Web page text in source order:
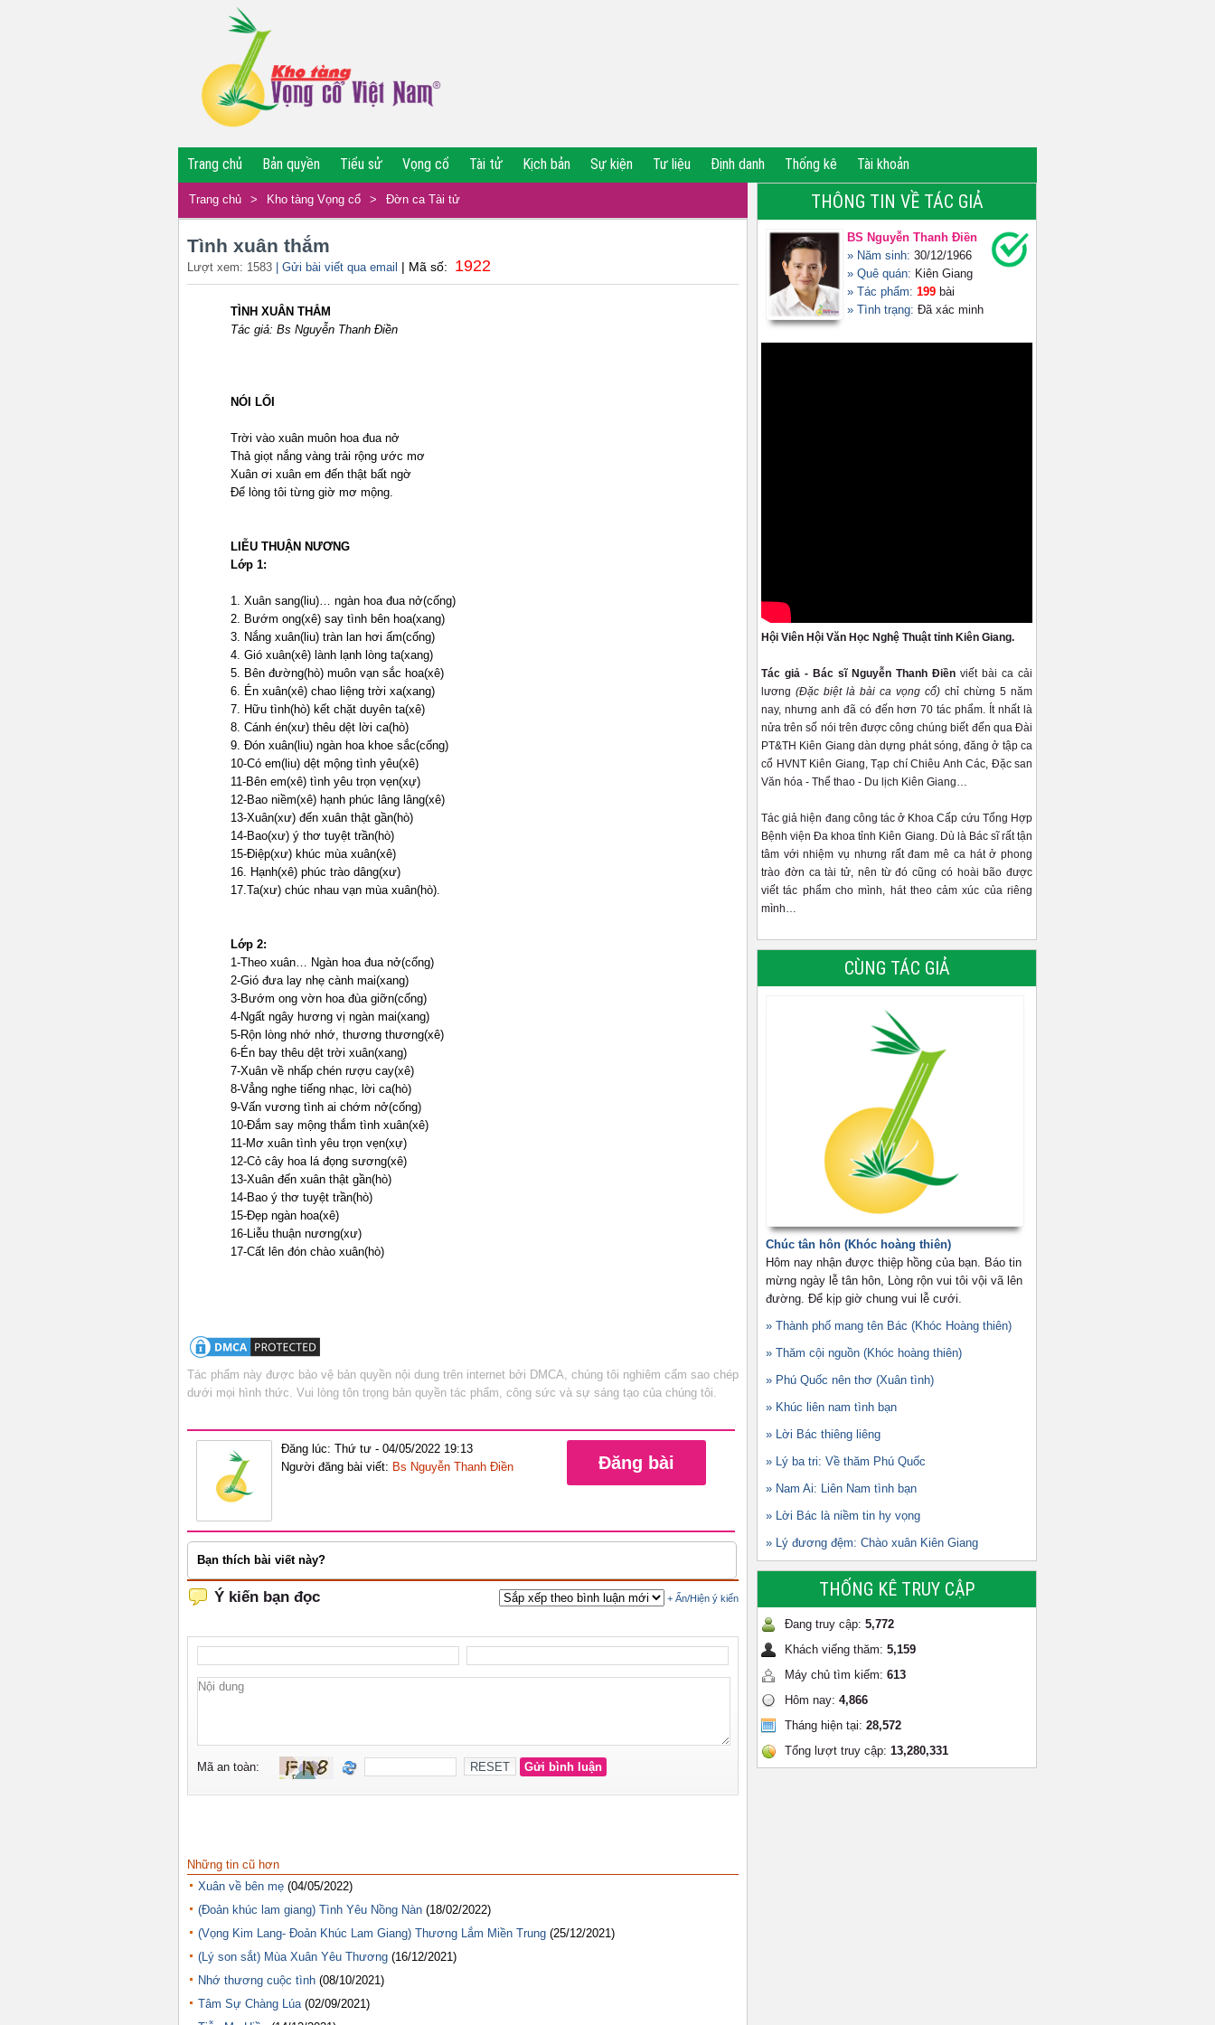
Trang chủ Bản quyền Tiểu sử Vọng cổ Tài tử Kịch bản Sự kiện Tư liệu Định danh Thống kê Tài khoản
Trang chủ > Kho tàng Vọng cổ > Đờn ca Tài tử
Tình xuân thắm
Lượt xem: 1583 | Gửi bài viết qua email | Mã số: 1922
TÌNH XUÂN THẮM
Tác giả: Bs Nguyễn Thanh Điền
NÓI LỐI
Trời vào xuân muôn hoa đua nở
Thả giọt nắng vàng trải rộng ước mơ
Xuân ơi xuân em đến thật bất ngờ
Để lòng tôi từng giờ mơ mộng.
LIỄU THUẬN NƯƠNG
Lớp 1:
1. Xuân sang(liu)… ngàn hoa đua nở(cống)
2. Bướm ong(xê) say tình bên hoa(xang)
3. Nắng xuân(liu) tràn lan hơi ấm(cống)
4. Gió xuân(xê) lành lạnh lòng ta(xang)
5. Bên đường(hò) muôn vạn sắc hoa(xê)
6. Én xuân(xê) chao liệng trời xa(xang)
7. Hữu tình(hò) kết chặt duyên ta(xê)
8. Cánh én(xư) thêu dệt lời ca(hò)
9. Đón xuân(liu) ngàn hoa khoe sắc(cống)
10-Có em(liu) dệt mộng tình yêu(xê)
11-Bên em(xê) tình yêu trọn vẹn(xự)
12-Bao niềm(xê) hạnh phúc lâng lâng(xê)
13-Xuân(xư) đến xuân thật gần(hò)
14-Bao(xư) ý thơ tuyệt trần(hò)
15-Điệp(xư) khúc mùa xuân(xê)
16. Hạnh(xê) phúc trào dâng(xư)
17.Ta(xư) chúc nhau vạn mùa xuân(hò).
Lớp 2:
1-Theo xuân… Ngàn hoa đua nở(cống)
2-Gió đưa lay nhẹ cành mai(xang)
3-Bướm ong vờn hoa đùa giỡn(cống)
4-Ngất ngây hương vị ngàn mai(xang)
5-Rộn lòng nhớ nhớ, thương thương(xê)
6-Én bay thêu dệt trời xuân(xang)
7-Xuân về nhấp chén rượu cay(xê)
8-Vẳng nghe tiếng nhạc, lời ca(hò)
9-Vấn vương tình ai chớm nở(cống)
10-Đắm say mộng thắm tình xuân(xê)
11-Mơ xuân tình yêu trọn vẹn(xự)
12-Cỏ cây hoa lá đọng sương(xê)
13-Xuân đến xuân thật gần(hò)
14-Bao ý thơ tuyệt trần(hò)
15-Đẹp ngàn hoa(xê)
16-Liễu thuận nương(xư)
17-Cất lên đón chào xuân(hò)
Tác phẩm này được bảo vệ bản quyền nội dung trên internet bởi DMCA, chúng tôi nghiêm cấm sao chép
dưới mọi hình thức. Vui lòng tôn trọng bản quyền tác phẩm, công sức và sự sáng tạo của chúng tôi.
Đăng lúc: Thứ tư - 04/05/2022 19:13
Người đăng bài viết: Bs Nguyễn Thanh Điền Đăng bài
Bạn thích bài viết này?
Những tin cũ hơn
Xuân về bên mẹ (04/05/2022)
(Đoản khúc lam giang) Tình Yêu Nồng Nàn (18/02/2022)
(Vọng Kim Lang- Đoản Khúc Lam Giang) Thương Lắm Miền Trung (25/12/2021)
(Lý son sắt) Mùa Xuân Yêu Thương (16/12/2021)
Nhớ thương cuộc tình (08/10/2021)
Tâm Sự Chàng Lúa (02/09/2021)
THÔNG TIN VỀ TÁC GIẢ
BS Nguyễn Thanh Điền
» Năm sinh: 30/12/1966
» Quê quán: Kiên Giang
» Tác phẩm: 199 bài
» Tình trạng: Đã xác minh
Hội Viên Hội Văn Học Nghệ Thuật tỉnh Kiên Giang.
Tác giả - Bác sĩ Nguyễn Thanh Điền viết bài ca cải
lương (Đặc biệt là bài ca vọng cổ) chỉ chừng 5 năm
nay, nhưng anh đã có đến hơn 70 tác phẩm. Ít nhất là
nửa trên số nói trên được công chúng biết đến qua Đài
PT&TH Kiên Giang dàn dựng phát sóng, đăng ở tập ca
cổ HVNT Kiên Giang, Tạp chí Chiêu Anh Các, Đặc san
Văn hóa - Thể thao - Du lịch Kiên Giang…
Tác giả hiện đang công tác ở Khoa Cấp cứu Tổng Hợp
Bệnh viện Đa khoa tỉnh Kiên Giang. Dù là Bác sĩ rất tận
tâm với nhiệm vụ nhưng rất đam mê ca hát ở phong
trào đờn ca tài tử, nên từ đó cũng có hoài bão được
viết tác phẩm cho mình, hát theo cảm xúc của riêng
mình…
CÙNG TÁC GIẢ
Chúc tân hôn (Khóc hoàng thiên)
Hôm nay nhận được thiệp hồng của bạn. Báo tin
mừng ngày lễ tân hôn, Lòng rộn vui tôi vội vã lên
đường. Để kịp giờ chung vui lễ cưới.
» Thành phố mang tên Bác (Khóc Hoàng thiên)
» Thăm cội nguồn (Khóc hoàng thiên)
» Phú Quốc nên thơ (Xuân tình)
» Khúc liên nam tình bạn
» Lời Bác thiêng liêng
» Lý ba tri: Về thăm Phú Quốc
» Nam Ai: Liên Nam tình bạn
» Lời Bác là niềm tin hy vọng
» Lý đương đệm: Chào xuân Kiên Giang
THỐNG KÊ TRUY CẬP
Đang truy cập: 5,772
Khách viếng thăm: 5,159
Máy chủ tìm kiếm: 613
Hôm nay: 4,866
Tháng hiện tại: 28,572
Tổng lượt truy cập: 13,280,331